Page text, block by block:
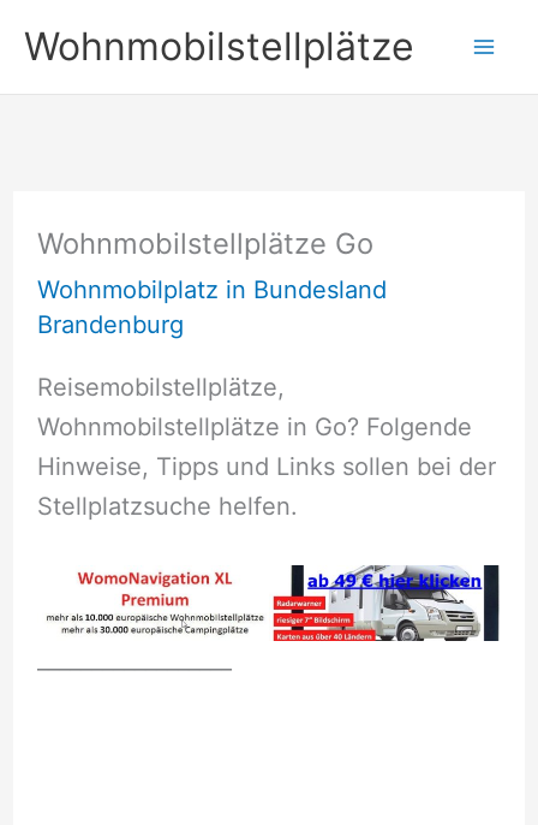
Inhalt
springen
Wohnmobilstellplätze
Wohnmobilstellplätze Go
Wohnmobilplatz in Bundesland
Brandenburg
Reisemobilstellplätze,
Wohnmobilstellplätze in Go? Folgende
Hinweise, Tipps und Links sollen bei der
Stellplatzsuche helfen.